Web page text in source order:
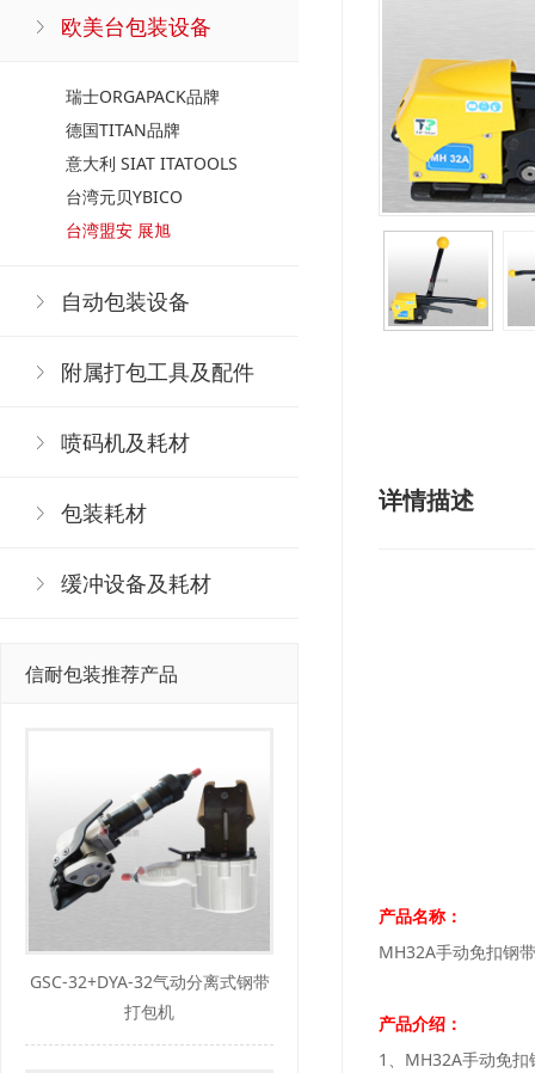
欧美台包装设备
瑞士ORGAPACK品牌
德国TITAN品牌
意大利 SIAT ITATOOLS
台湾元贝YBICO
台湾盟安 展旭
自动包装设备
附属打包工具及配件
喷码机及耗材
包装耗材
缓冲设备及耗材
信耐包装推荐产品
GSC-32+DYA-32气动分离式钢带
打包机
详情描述
产品名称：
MH32A手动免扣钢
产品介绍：
1、MH32A手动免